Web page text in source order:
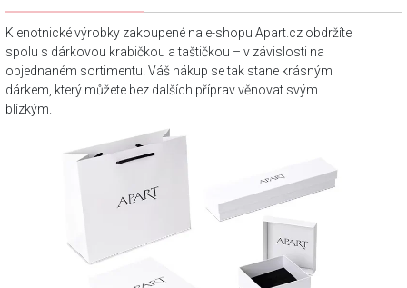
Klenotnické výrobky zakoupené na e-shopu Apart.cz obdržíte
spolu s dárkovou krabičkou a taštičkou – v závislosti na
objednaném sortimentu. Váš nákup se tak stane krásným
dárkem, který můžete bez dalších příprav věnovat svým
blízkým.